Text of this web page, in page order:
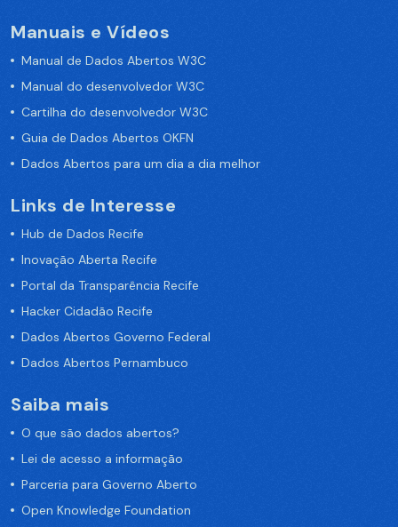
Manuais e Vídeos
Manual de Dados Abertos W3C
Manual do desenvolvedor W3C
Cartilha do desenvolvedor W3C
Guia de Dados Abertos OKFN
Dados Abertos para um dia a dia melhor
Links de Interesse
Hub de Dados Recife
Inovação Aberta Recife
Portal da Transparência Recife
Hacker Cidadão Recife
Dados Abertos Governo Federal
Dados Abertos Pernambuco
Saiba mais
O que são dados abertos?
Lei de acesso a informação
Parceria para Governo Aberto
Open Knowledge Foundation